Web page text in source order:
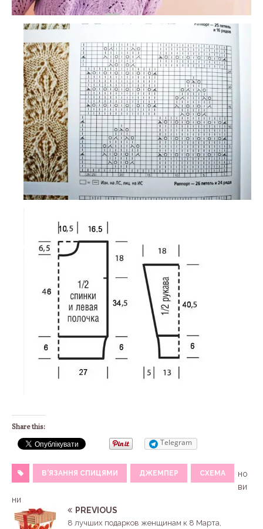
Share this:
Telegram
В'ЯЗАННЯ СПИЦЯМИ ДЖЕМПЕР СХЕМА
но
ви
ни
PREVIOUS
8 лучших подарков женщинам к 8 Марта,